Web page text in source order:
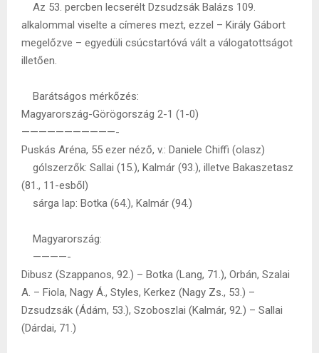
Az 53. percben lecserélt Dzsudzsák Balázs 109.
alkalommal viselte a címeres mezt, ezzel – Király Gábort
megelőzve – egyedüli csúcstartóvá vált a válogatottságot
illetően.
Barátságos mérkőzés:
Magyarország-Görögország 2-1 (1-0)
———————————-
Puskás Aréna, 55 ezer néző, v.: Daniele Chiffi (olasz)
gólszerzők: Sallai (15.), Kalmár (93.), illetve Bakaszetasz
(81., 11-esből)
sárga lap: Botka (64.), Kalmár (94.)
Magyarország:
————-
Dibusz (Szappanos, 92.) – Botka (Lang, 71.), Orbán, Szalai
A. – Fiola, Nagy Á., Styles, Kerkez (Nagy Zs., 53.) –
Dzsudzsák (Ádám, 53.), Szoboszlai (Kalmár, 92.) – Sallai
(Dárdai, 71.)